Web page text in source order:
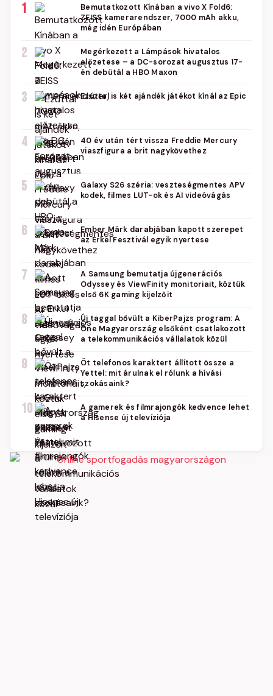
1
Bemutatkozott Kínában a vivo X Fold6:
ZEISS kamerarendszer, 7000 mAh akku,
még idén Európában
2
Megérkezett a Lámpások hivatalos
előzetese – a DC-sorozat augusztus 17-
én debütál a HBO Maxon
3 Ezúttal is két ajándék játékot kínál az Epic
4
40 év után tért vissza Freddie Mercury
viaszfigura a brit nagykövethez
5
Galaxy S26 széria: veszteségmentes APV
kodek, filmes LUT-ok és AI videóvágás
6
Ember Márk darabjában kapott szerepet
az Erkel Fesztivál egyik nyertese
7
A Samsung bemutatja újgenerációs
Odyssey és ViewFinity monitoriait, köztük
első 6K gaming kijelzőit
8
Új taggal bővült a KiberPajzs program: A
One Magyarország elsőként csatlakozott
a telekommunikációs vállalatok közül
9
Öt telefonos karaktert állított össze a
Yettel: mit árulnak el rólunk a hívási
szokásaink?
10
A gamerek és filmrajongók kedvence lehet
a Hisense új televíziója